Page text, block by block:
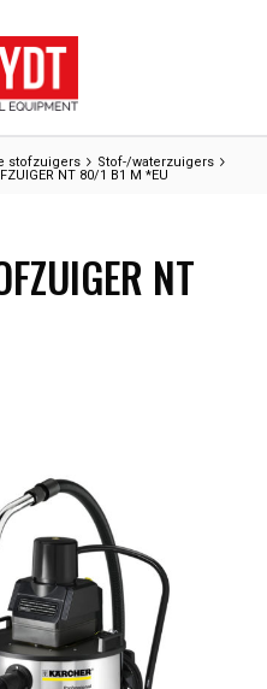
stofzuigers
Stof-/waterzuigers
NT 80/1 B1 M *EU
NT